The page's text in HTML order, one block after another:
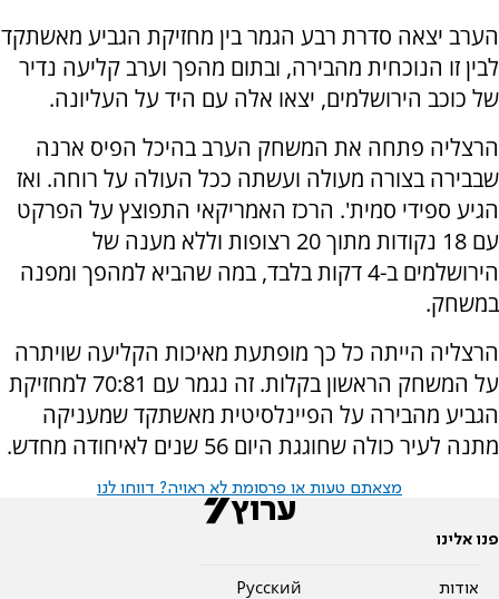
הערב יצאה סדרת רבע הגמר בין מחזיקת הגביע מאשתקד
לבין זו הנוכחית מהבירה, ובתום מהפך וערב קליעה נדיר
של כוכב הירושלמים, יצאו אלה עם היד על העליונה.
הרצליה פתחה את המשחק הערב בהיכל הפיס ארנה
שבבירה בצורה מעולה ועשתה ככל העולה על רוחה. ואז
הגיע ספידי סמית'. הרכז האמריקאי התפוצץ על הפרקט
עם 18 נקודות מתוך 20 רצופות וללא מענה של
הירושלמים ב-4 דקות בלבד, במה שהביא למהפך ומפנה
במשחק.
הרצליה הייתה כל כך מופתעת מאיכות הקליעה שויתרה
על המשחק הראשון בקלות. זה נגמר עם 70:81 למחזיקת
הגביע מהבירה על הפיינלסיטית מאשתקד שמעניקה
מתנה לעיר כולה שחוגגת היום 56 שנים לאיחודה מחדש.
מצאתם טעות או פרסומת לא ראויה? דווחו לנו
פנו אלינו
אודות
Pусский